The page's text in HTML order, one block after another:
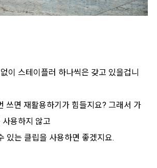
이 스테이플러 하나씩은 갖고 있을겁니
쓰면 재활용하기가 힘들지요? 그래서 가
용하지 않고
있는 클립을 사용하면 좋겠지요.